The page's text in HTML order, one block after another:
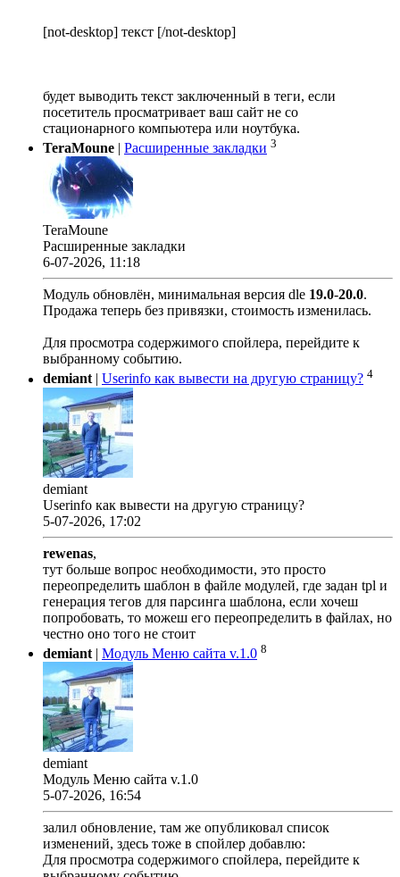
[not-desktop] текст [/not-desktop]
будет выводить текст заключенный в теги, если
посетитель просматривает ваш сайт не со
стационарного компьютера или ноутбука.
TeraMoune
Расширенные закладки 3
TeraMoune
Расширенные закладки
6-07-2026, 11:18
Модуль обновлён, минимальная версия dle 19.0-20.0.
Продажа теперь без привязки, стоимость изменилась.
Для просмотра содержимого спойлера, перейдите к
выбранному событию.
demiant| Userinfo как вывести на другую страницу? 4
demiant
Userinfo как вывести на другую страницу?
5-07-2026, 17:02
rewenas,
тут больше вопрос необходимости, это просто
переопределить шаблон в файле модулей, где задан tpl и
генерация тегов для парсинга шаблона, если хочеш
попробовать, то можеш его переопределить в файлах, но
честно оно того не стоит
demiant | Модуль Меню сайта v.1.0 8
demiant
Модуль Меню сайта v.1.0
5-07-2026, 16:54
залил обновление, там же опубликовал список
изменений, здесь тоже в спойлер добавлю:
Для просмотра содержимого спойлера, перейдите к